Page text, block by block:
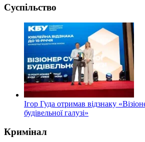
Суспільство
Ігор Гуда отримав відзнаку
будівельної галузі»
Кримінал